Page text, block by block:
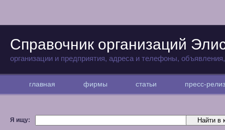
Справочник организаций
организации и предприятия, адреса и телефоны,
главная фирмы статьи пресс-
Я ищу: